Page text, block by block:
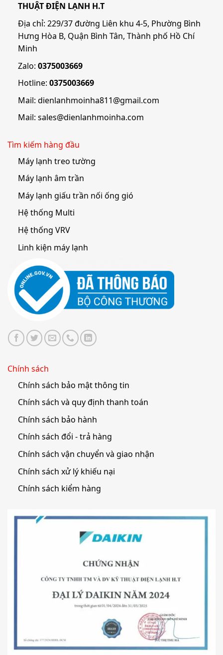
THUẬT ĐIỆN LẠNH H.T
Địa chỉ: 229/37 đường Liên khu 4-5, Phường Bình
Hưng Hòa B, Quận Bình Tân, Thành phố Hồ Chí
Minh
Zalo: 0375003669
Hotline: 0375003669
Mail: dienlanhmoinha811@gmail.com
Mail: sales@dienlanhmoinha.com
Tìm kiếm hàng đầu
Máy lạnh treo tường
Máy lạnh âm trần
Máy lạnh giấu trần nối ống gió
Hệ thống Multi
Hệ thống VRV
Linh kiện máy lạnh
Chính sách
Chính sách bảo mật thông tin
Chính sách và quy định thanh toán
Chính sách bảo hành
Chính sách đổi - trả hàng
Chính sách vận chuyển và giao nhận
Chính sách xử lý khiếu nại
Chính sách kiểm hàng